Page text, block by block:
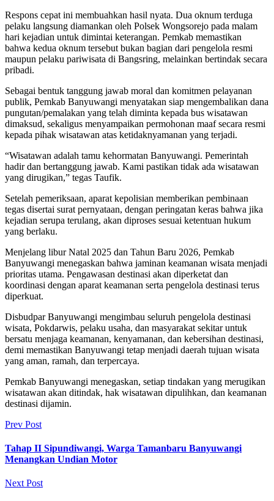
Respons cepat ini membuahkan hasil nyata. Dua oknum terduga
pelaku langsung diamankan oleh Polsek Wongsorejo pada malam
hari kejadian untuk dimintai keterangan. Pemkab memastikan
bahwa kedua oknum tersebut bukan bagian dari pengelola resmi
maupun pelaku pariwisata di Bangsring, melainkan bertindak secara
pribadi.
Sebagai bentuk tanggung jawab moral dan komitmen pelayanan
publik, Pemkab Banyuwangi menyatakan siap mengembalikan dana
pungutan/pemalakan yang telah diminta kepada bus wisatawan
dimaksud, sekaligus menyampaikan permohonan maaf secara resmi
kepada pihak wisatawan atas ketidaknyamanan yang terjadi.
“Wisatawan adalah tamu kehormatan Banyuwangi. Pemerintah
hadir dan bertanggung jawab. Kami pastikan tidak ada wisatawan
yang dirugikan,” tegas Taufik.
Setelah pemeriksaan, aparat kepolisian memberikan pembinaan
tegas disertai surat pernyataan, dengan peringatan keras bahwa jika
kejadian serupa terulang, akan diproses sesuai ketentuan hukum
yang berlaku.
Menjelang libur Natal 2025 dan Tahun Baru 2026, Pemkab
Banyuwangi menegaskan bahwa jaminan keamanan wisata menjadi
prioritas utama. Pengawasan destinasi akan diperketat dan
koordinasi dengan aparat keamanan serta pengelola destinasi terus
diperkuat.
Disbudpar Banyuwangi mengimbau seluruh pengelola destinasi
wisata, Pokdarwis, pelaku usaha, dan masyarakat sekitar untuk
bersatu menjaga keamanan, kenyamanan, dan kebersihan destinasi,
demi memastikan Banyuwangi tetap menjadi daerah tujuan wisata
yang aman, ramah, dan terpercaya.
Pemkab Banyuwangi menegaskan, setiap tindakan yang merugikan
wisatawan akan ditindak, hak wisatawan dipulihkan, dan keamanan
destinasi dijamin.
Prev Post
Tahap II Sipundiwangi, Warga Tamanbaru Banyuwangi
Menangkan Undian Motor
Next Post